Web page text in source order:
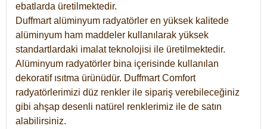
ebatlarda üretilmektedir.
Duffmart alüminyum radyatörler en yüksek kalitede
alüminyum ham maddeler kullanılarak yüksek
standartlardaki imalat teknolojisi ile üretilmektedir.
Alüminyum radyatörler bina içerisinde kullanılan
dekoratif ısıtma ürünüdür. Duffmart Comfort
radyatörlerimizi düz renkler ile sipariş verebileceğiniz
gibi ahşap desenli natürel renklerimiz ile de satın
alabilirsiniz.